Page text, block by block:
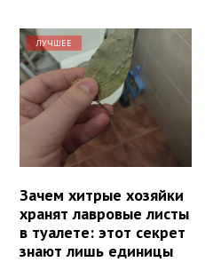
ЛУЧШЕЕ
Зачем хитрые хозяйки
хранят лавровые листы
в туалете: этот секрет
знают лишь единицы